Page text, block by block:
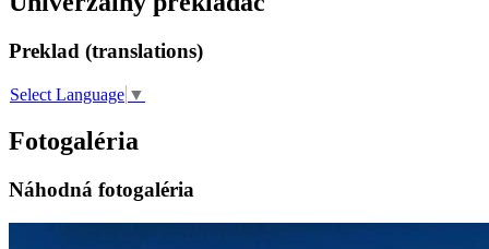
Preklad (translations)
Select Language ▼
Fotogaléria
Náhodná fotogaléria